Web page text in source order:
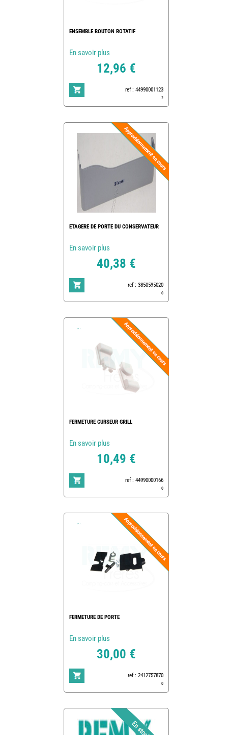
ENSEMBLE BOUTON ROTATIF
En savoir plus
12,96 €
ref : 44990001123
2
ETAGERE DE PORTE DU CONSERVATEUR
En savoir plus
40,38 €
ref : 3850595020
0
FERMETURE CURSEUR GRILL
En savoir plus
10,49 €
ref : 44990000166
0
FERMETURE DE PORTE
En savoir plus
30,00 €
ref : 2412757870
0